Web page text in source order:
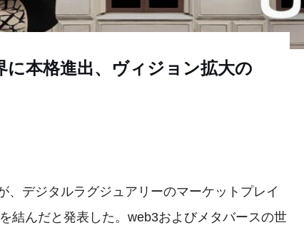
本格進出、ヴィジョン拡大の
デジタルラグジュアリーのマーケットプレイ
結んだと発表した。web3およびメタバースの世